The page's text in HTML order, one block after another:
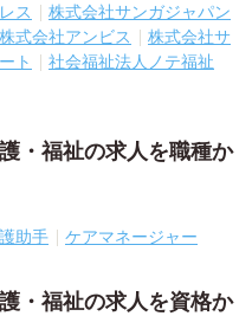
ス
株式会社サンガジャパン
株式会社アンビス
株式会社サ
ト
社会福祉法人ノテ福祉
・福祉の求人を職種か
助手 ケアマネージャー
・福祉の求人を資格か